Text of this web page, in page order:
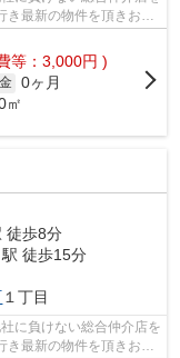
最新の物件を頂きお客
等：3,000円 )
0ヶ月
㎡
徒歩8分
駅 徒歩15分
１丁目
に負けない総合仲介店を
き最新の物件を頂きお客